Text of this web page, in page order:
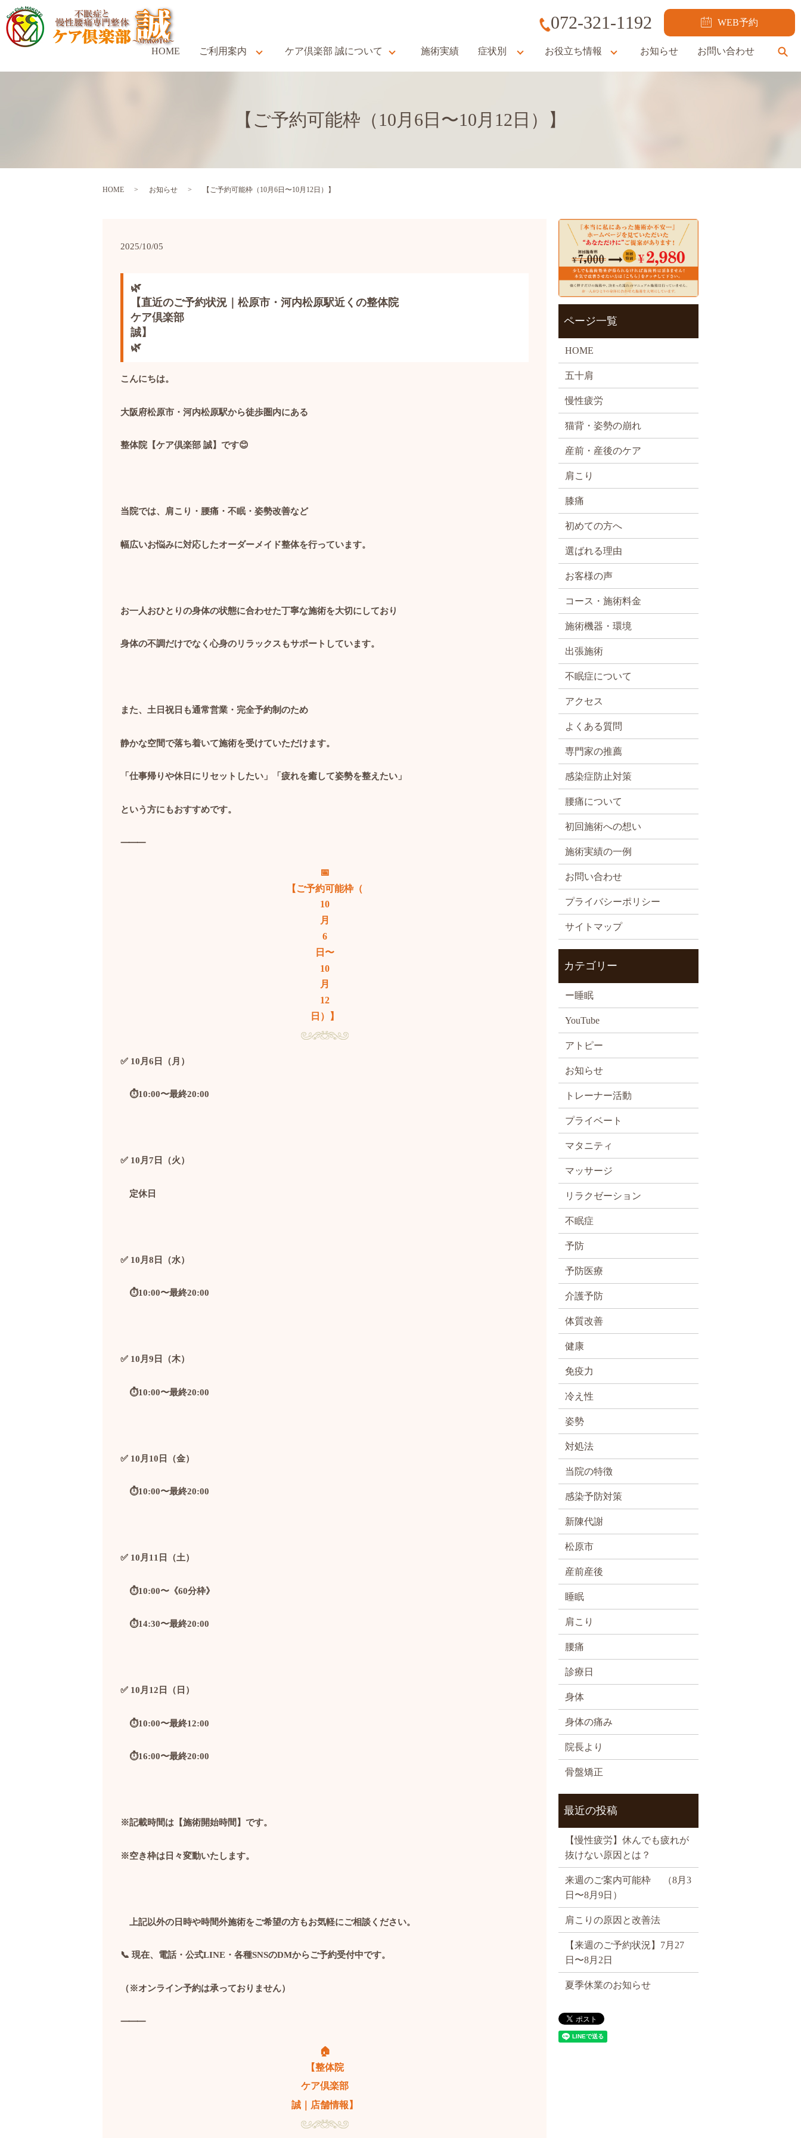
072-321-1192 WEB予約
HOME ご利用案内 ケア倶楽部 誠について 施術実績 症状別 お役立ち情報 お知らせ お問い合わせ
【ご予約可能枠（10月6日〜10月12日）】
HOME お知らせ 【ご予約可能枠（10月6日〜10月12日）】
2025/10/05
🌿
【直近のご予約状況｜松原市・河内松原駅近くの整体院
ケア倶楽部
誠】
🌿
こんにちは。
大阪府松原市・河内松原駅から徒歩圏内にある
整体院【ケア倶楽部 誠】です😊
当院では、肩こり・腰痛・不眠・姿勢改善など
幅広いお悩みに対応したオーダーメイド整体を行っています。
お一人おひとりの身体の状態に合わせた丁寧な施術を大切にしており
身体の不調だけでなく心身のリラックスもサポートしています。
また、土日祝日も通常営業・完全予約制のため
静かな空間で落ち着いて施術を受けていただけます。
「仕事帰りや休日にリセットしたい」「疲れを癒して姿勢を整えたい」
という方にもおすすめです。
⸻
📅
【ご予約可能枠（
10
月
6
日〜
10
月
12
日）】
✅ 10 月 6 日（月）
⏱️10:00〜最終20:00
✅ 10月 7 日（火）
定休日
✅ 10 月 8 日（水）
⏱️10:00〜最終20:00
✅ 10月 9 日（木）
⏱️10:00〜最終20:00
✅ 10 月 10 日（金）
⏱️10:00〜最終20:00
✅ 10月 11 日（土）
⏱️10:00〜《60分枠》
⏱️14:30〜最終20:00
✅ 10月 12 日（日）
⏱️10:00〜最終12:00
⏱️16:00〜最終20:00
※記載時間は【施術開始時間】です。
※空き枠は日々変動いたします。
上記以外の日時や時間外施術をご希望の方もお気軽にご相談ください。
📞 現在、電話・公式LINE・各種SNSのDMからご予約受付中です。
（※オンライン予約は承っておりません）
⸻
🏠
【整体院
ケア倶楽部
誠｜店舗情報】
ページ一覧
HOME
五十肩
慢性疲労
猫背・姿勢の崩れ
産前・産後のケア
肩こり
膝痛
初めての方へ
選ばれる理由
お客様の声
コース・施術料金
施術機器・環境
出張施術
不眠症について
アクセス
よくある質問
専門家の推薦
感染症防止対策
腰痛について
初回施術への想い
施術実績の一例
お問い合わせ
プライバシーポリシー
サイトマップ
カテゴリー
ー睡眠
YouTube
アトピー
お知らせ
トレーナー活動
プライベート
マタニティ
マッサージ
リラクゼーション
不眠症
予防
予防医療
介護予防
体質改善
健康
免疫力
冷え性
姿勢
対処法
当院の特徴
感染予防対策
新陳代謝
松原市
産前産後
睡眠
肩こり
腰痛
診療日
身体
身体の痛み
院長より
骨盤矯正
最近の投稿
【慢性疲労】休んでも疲れが
抜けない原因とは？
来週のご案内可能枠 （8月3
日〜8月9日）
肩こりの原因と改善法
【来週のご予約状況】7月27
日〜8月2日
夏季休業のお知らせ